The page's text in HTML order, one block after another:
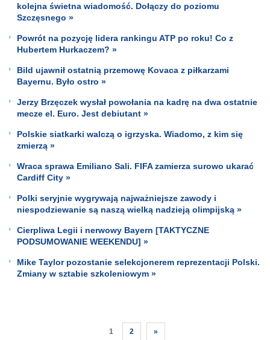
kolejna świetna wiadomość. Dołączy do poziomu
Szczęsnego »
Powrót na pozycję lidera rankingu ATP po roku! Co z
Hubertem Hurkaczem? »
Bild ujawnił ostatnią przemowę Kovaca z piłkarzami
Bayernu. Było ostro »
Jerzy Brzęczek wysłał powołania na kadrę na dwa ostatnie
mecze el. Euro. Jest debiutant »
Polskie siatkarki walczą o igrzyska. Wiadomo, z kim się
zmierzą »
Wraca sprawa Emiliano Sali. FIFA zamierza surowo ukarać
Cardiff City »
Polki seryjnie wygrywają najważniejsze zawody i
niespodziewanie są naszą wielką nadzieją olimpijską »
Cierpliwa Legii i nerwowy Bayern [TAKTYCZNE
PODSUMOWANIE WEEKENDU] »
Mike Taylor pozostanie selekcjonerem reprezentacji Polski.
Zmiany w sztabie szkoleniowym »
1 2 »